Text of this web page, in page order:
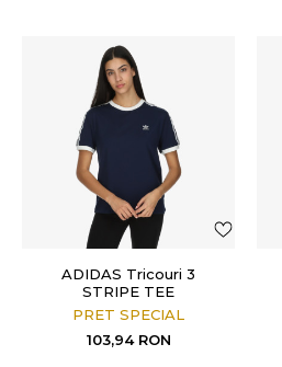
ADIDAS Tricouri 3
STRIPE TEE
PRET SPECIAL
103,94 RON